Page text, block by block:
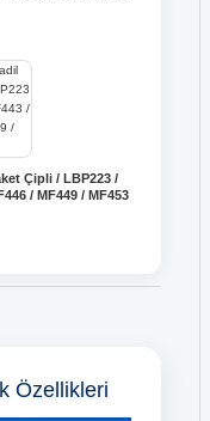
Çipli / LBP223 /
/ MF449 / MF453
Özellikleri